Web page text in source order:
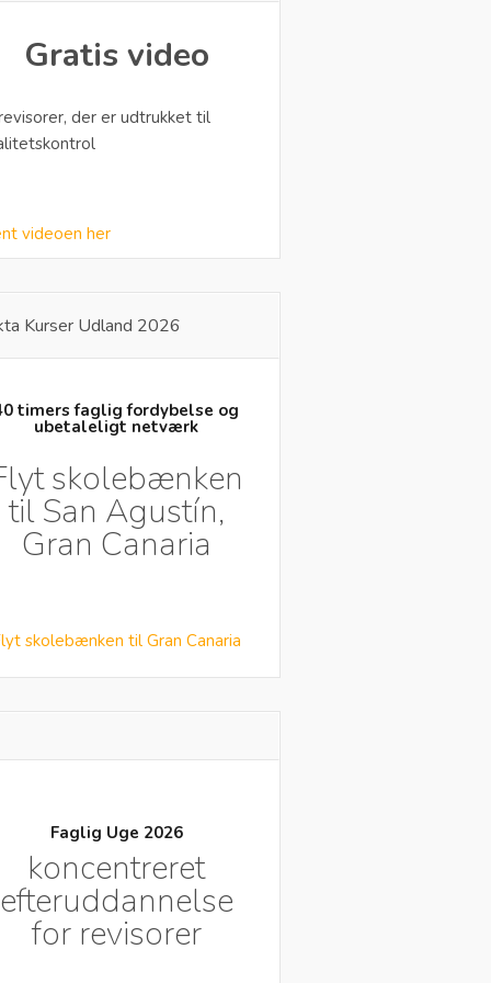
Gratis video
der er udtrukket til
videoen her
Kurser Udland 2026
timers faglig fordybelse og
ubetaleligt netværk
skolebænken
til San Agustín,
Gran Canaria
skolebænken til Gran Canaria
Faglig Uge 2026
koncentreret
efteruddannelse
for revisorer